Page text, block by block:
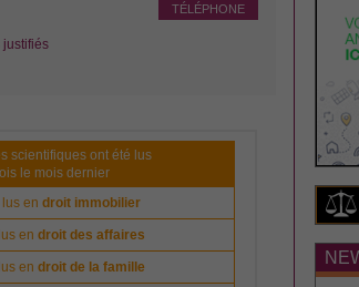
TÉLÉPHONE
justifiés
scientifiques ont été lus
le mois dernier
lus endroit immobilier
endroit des affaires
endroit de la famille